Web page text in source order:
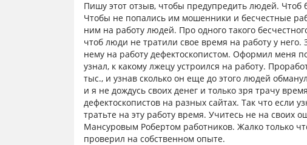
Пишу этот отзыв, чтобы предупредить людей. Чтоб
Чтобы не попались им мошенники и бесчестные
ним на работу людей. Про одного такого
чтоб люди не тратили свое время на работу у
нему на работу дефектоскопистом. Оформил меня
узнал, к какому лжецу устроился на работу.
тыс., и узнав сколько он еще до этого людей
и я не дождусь своих денег и только зря трачу
дефектоскопистов на разных сайтах. Так что если
тратьте на эту работу время. Учитесь не на своих
Мансуровым Робертом работников. Жалко только
проверил на собственном опыте.